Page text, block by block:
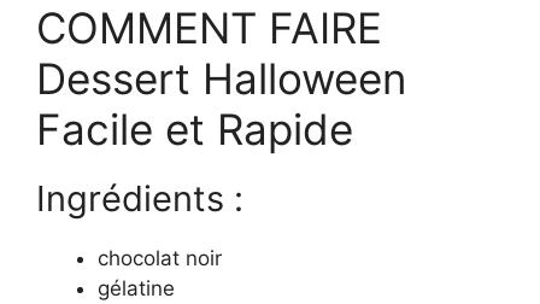
COMMENT FAIRE
Dessert Halloween
Facile et Rapide
Ingrédients :
chocolat noir
gélatine